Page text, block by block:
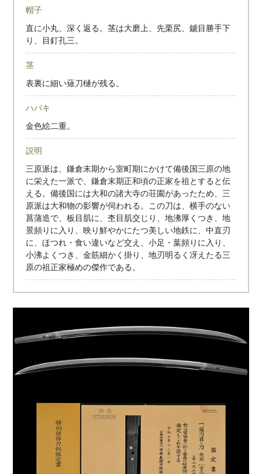
帽子
直に小丸、深く返る。茎は大磨上、先栗尻、鑢目勝手下
り、目釘孔三。
茎
表裏に細い薙刀樋が残る。
ハバキ
金色絵二重。
説明
三原派は、鎌倉末期から室町期にかけて備後国三原の地
に栄えた一派で、鎌倉末期正和頃の正家を祖とすると伝
える。備後国には大和の諸大寺の荘園があったため、三
原派は大和物の影響が伺われる。この刀は、横手のない
菖蒲造で、板目肌に、杢目肌交じり、地沸厚くつき、地
景頻りに入り、映り鮮やかにたつ美しい地鉄に、中直刃
に、ほつれ・食い違いなど交え、小足・葉頻りに入り、
小沸よくつき、金筋細かく掛り、地刃明るく冴えたる三
原の祖正家極めの傑作である。